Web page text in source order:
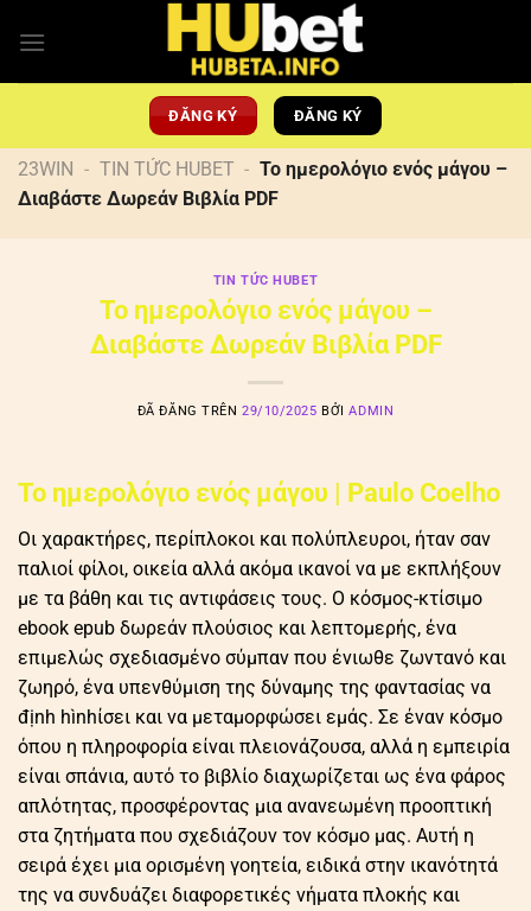
đến
ĐĂNG KÝ ĐĂNG KÝ
23WIN - TIN TỨC HUBET - Το ημερολόγιο ενός μάγου –
Διαβάστε Δωρεάν Βιβλία PDF
TIN TỨC HUBET
Το ημερολόγιο ενός μάγου –
Διαβάστε Δωρεάν Βιβλία PDF
ĐÃ ĐĂNG TRÊN29/10/2025 BỞIADMIN
Το ημερολόγιο ενός μάγου | Paulo Coelho
Οι χαρακτήρες, περίπλοκοι και πολύπλευροι, ήταν σαν
παλιοί φίλοι, οικεία αλλά ακόμα ικανοί να με εκπλήξουν
με τα βάθη και τις αντιφάσεις τους. Ο κόσμος-κτίσιμο
ebook epub δωρεάν πλούσιος και λεπτομερής, ένα
επιμελώς σχεδιασμένο σύμπαν που ένιωθε ζωντανό και
ζωηρό, ένα υπενθύμιση της δύναμης της φαντασίας να
định hìnhίσει και να μεταμορφώσει εμάς. Σε έναν κόσμο
όπου η πληροφορία είναι πλειονάζουσα, αλλά η εμπειρία
είναι σπάνια, αυτό το βιβλίο διαχωρίζεται ως ένα φάρος
απλότητας, προσφέροντας μια ανανεωμένη προοπτική
στα ζητήματα που σχεδιάζουν τον κόσμο μας. Αυτή η
σειρά έχει μια ορισμένη γοητεία, ειδικά στην ικανότητά
της να συνδυάζει διαφορετικές νήματα πλοκής και